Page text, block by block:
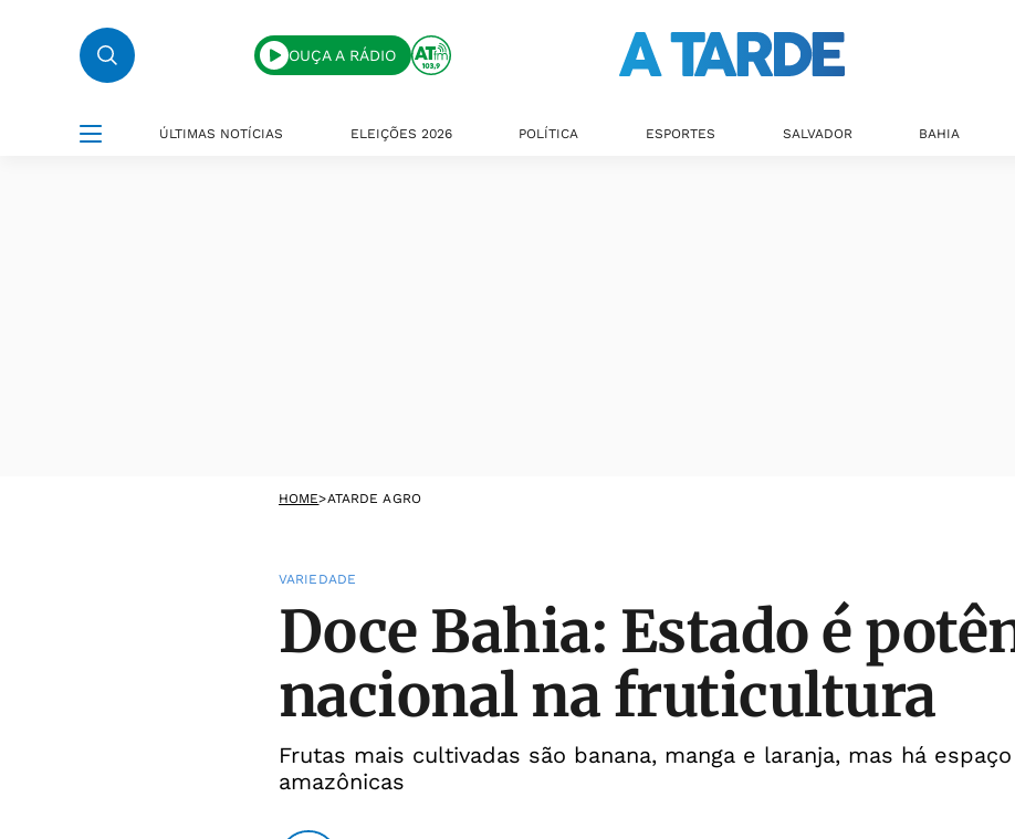
OUÇA A RÁDIO
ÚLTIMAS NOTÍCIAS ELEIÇÕES 2026 POLÍTICA ESPORTES SALVADOR BAHIA
HOME>ATARDE AGRO
VARIEDADE
Doce Bahia: Estado é
nacional na fruticultura
Frutas mais cultivadas são banana, manga e laranja, mas há
amazônicas